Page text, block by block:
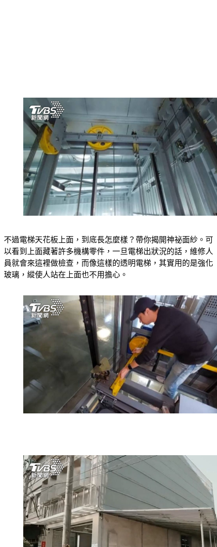
不過電梯天花板上面，到底長怎麼樣？帶你揭開神祕面紗。可
以看到上面藏著許多機構零件，一旦電梯出狀況的話，維修人
員就會來這裡做檢查，而像這樣的透明電梯，其實用的是強化